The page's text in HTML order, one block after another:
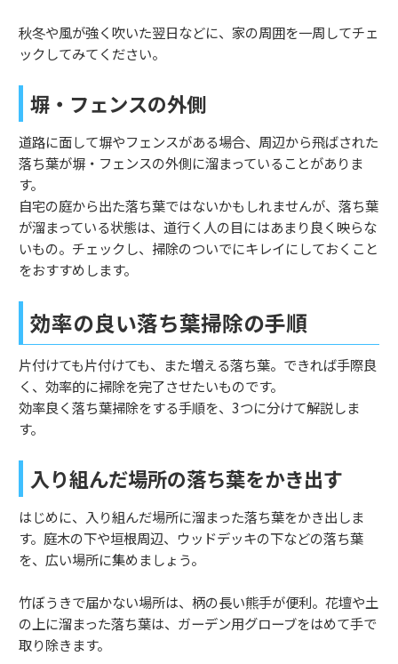
秋冬や風が強く吹いた翌日などに、家の周囲を一周してチェ
ックしてみてください。
塀・フェンスの外側
道路に面して塀やフェンスがある場合、周辺から飛ばされた
落ち葉が塀・フェンスの外側に溜まっていることがありま
す。
自宅の庭から出た落ち葉ではないかもしれませんが、落ち葉
が溜まっている状態は、道行く人の目にはあまり良く映らな
いもの。チェックし、掃除のついでにキレイにしておくこと
をおすすめします。
効率の良い落ち葉掃除の手順
片付けても片付けても、また増える落ち葉。できれば手際良
く、効率的に掃除を完了させたいものです。
効率良く落ち葉掃除をする手順を、3つに分けて解説しま
す。
入り組んだ場所の落ち葉をかき出す
はじめに、入り組んだ場所に溜まった落ち葉をかき出しま
す。庭木の下や垣根周辺、ウッドデッキの下などの落ち葉
を、広い場所に集めましょう。
竹ぼうきで届かない場所は、柄の長い熊手が便利。花壇や土
の上に溜まった落ち葉は、ガーデン用グローブをはめて手で
取り除きます。